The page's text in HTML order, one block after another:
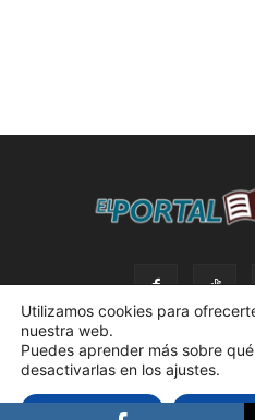
© 2023 El Portal de la Noticia.
Utilizamos cookies para
nuestra web.
Puedes aprender más sobre
desactivarlas en los ajustes.
Aceptar cookies